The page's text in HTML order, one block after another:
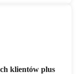
klientów plus